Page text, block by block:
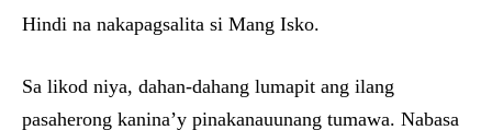
Hindi na nakapagsalita si Mang Isko.
Sa likod niya, dahan-dahang lumapit ang ilang
pasaherong kanina’y pinakanauunang tumawa. Nabasa